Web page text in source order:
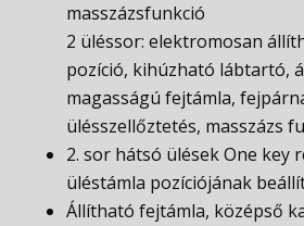
masszázsfunkció
2 üléssor: elektromosan
pozíció, kihúzható lábtartó,
magasságú fejtámla,
ülésszellőztetés, masszázs
2. sor hátsó ülések One key
üléstámla pozíciójának
Állítható fejtámla, középső